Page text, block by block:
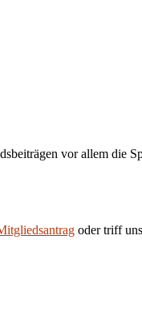
vor allem die
oder triff